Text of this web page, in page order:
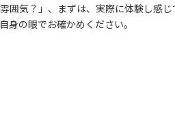
囲気？」、まずは、実際に体験し感じ
の眼でお確かめください。